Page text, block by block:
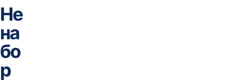
Не
на
бо
р